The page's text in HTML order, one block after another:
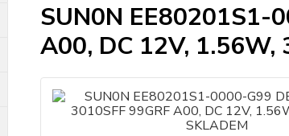
SUN0N EE80201S1-
A00, DC 12V, 1.56W,